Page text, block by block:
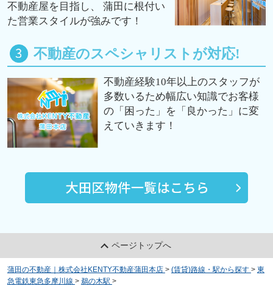
不動産屋を目指し、 蒲田に根付い
た営業スタイルが強みです！
不動産のスペシャリストが対応!
不動産経験10年以上のスタッフが
多数いるため幅広い知識でお客様
の「困った」を「良かった」に変
えていきます！
ページトップへ
蒲田の不動産｜株式会社KENTY不動産蒲田本店 > (賃貸)路線・駅から探す > 東
急電鉄東急多摩川線 > 鵜の木駅 >